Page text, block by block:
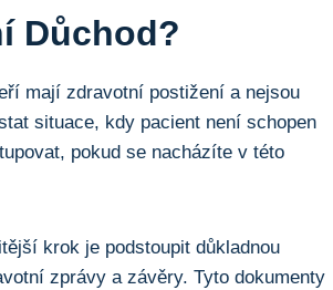
Důchod?
mají zdravotní‌ postižení a nejsou
situace, kdy pacient není schopen
pokud se ​nacházíte v této
krok ‍je podstoupit důkladnou
‍zprávy a⁢ závěry. Tyto dokumenty